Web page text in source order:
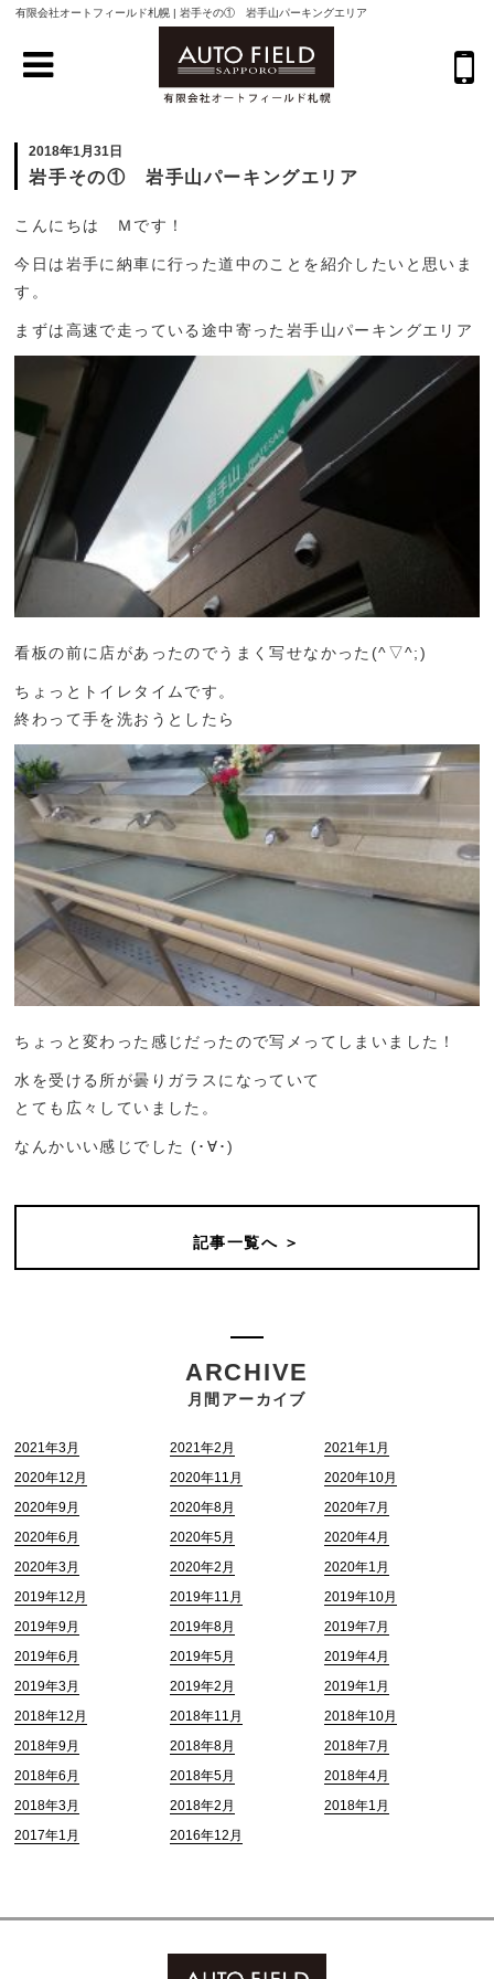
有限会社オートフィールド札幌 | 岩手その① 岩手山パーキングエリア
2018年1月31日
岩手その① 岩手山パーキングエリア
こんにちは Ｍです！
今日は岩手に納車に行った道中のことを紹介したいと思いま
す。
まずは高速で走っている途中寄った岩手山パーキングエリア
看板の前に店があったのでうまく写せなかった(^▽^;)
ちょっとトイレタイムです。
終わって手を洗おうとしたら
ちょっと変わった感じだったので写メってしまいました！
水を受ける所が曇りガラスになっていて
とても広々していました。
なんかいい感じでした (･∀･)
記事一覧へ ＞
ARCHIVE
月間アーカイブ
2021年3月 2021年2月
2021年1月
2020年12月
2020年11月
2020年10月
2020年9月
2020年8月
2020年7月
2020年6月
2020年5月
2020年4月
2020年3月
2020年2月
2020年1月
2019年12月
2019年11月
2019年10月
2019年9月
2019年8月
2019年7月
2019年6月
2019年5月
2019年4月
2019年3月
2019年2月
2019年1月
2018年12月
2018年11月
2018年10月
2018年9月
2018年8月
2018年7月
2018年6月
2018年5月
2018年4月
2018年3月
2018年2月
2018年1月
2017年1月
2016年12月